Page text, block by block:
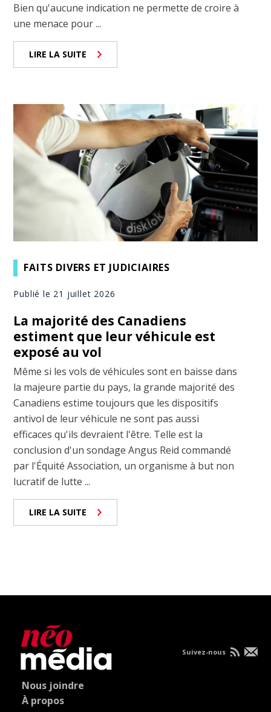
Bien qu'aucune indication ne permette de croire à
une menace pour ...
LIRE LA SUITE
FAITS DIVERS ET JUDICIAIRES
Publié le 21 juillet 2026
La majorité des Canadiens
estiment que leur véhicule est
exposé au vol
Même si les vols de véhicules sont en baisse dans
la majeure partie du pays, la grande majorité des
Canadiens estime toujours que les dispositifs
antivol de leur véhicule ne sont pas aussi
efficaces qu'ils devraient l'être. Telle est la
conclusion d'un sondage Angus Reid commandé
par l'Équité Association, un organisme à but non
lucratif de lutte ...
LIRE LA SUITE
Nous joindre
À propos
Suivez-nous